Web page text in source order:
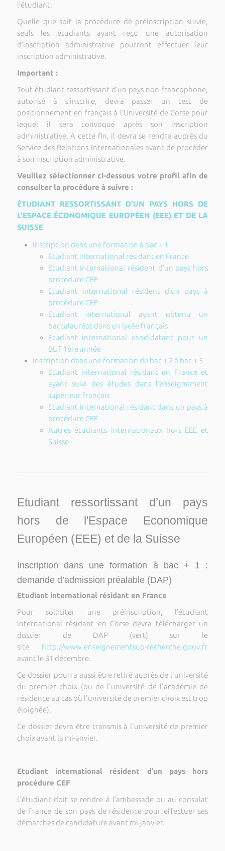
l’étudiant.
Quelle que soit la procédure de préinscription suivie,
seuls les étudiants ayant reçu une autorisation
d’inscription administrative pourront effectuer leur
inscription administrative.
Important :
Tout étudiant ressortissant d’un pays non francophone,
autorisé à s’inscrire, devra passer un test de
positionnement en français à l’Université de Corse pour
lequel il sera convoqué après son inscription
administrative. A cette fin, il devra se rendre auprès du
Service des Relations Internationales avant de procéder
à son inscription administrative.
Veuillez sélectionner ci-dessous votre profil afin de
consulter la procédure à suivre :
ÉTUDIANT RESSORTISSANT D'UN PAYS HORS DE
L'ESPACE ÉCONOMIQUE EUROPÉEN (EEE) ET DE LA
SUISSE
Inscription dans une formation à bac + 1
Etudiant international résidant en France
Etudiant international résident d’un pays hors
procédure CEF
Etudiant international résident d’un pays à
procédure CEF
Etudiant international ayant obtenu un
baccalauréat dans un lycée français
Etudiant international candidatant pour un
BUT 1ère année
Inscription dans une formation de bac + 2 à bac + 5
Etudiant international résidant en France et
ayant suivi des études dans l’enseignement
supérieur français
Etudiant international résidant dans un pays à
procédure CEF
Autres étudiants internationaux hors EEE et
Suisse
Etudiant ressortissant d’un pays
hors de l'Espace Economique
Européen (EEE) et de la Suisse
Inscription dans une formation à bac + 1 :
demande d’admission préalable (DAP)
Etudiant international résidant en France
Pour solliciter une préinscription, l’étudiant
international résidant en Corse devra télécharger un
dossier de DAP (vert) sur le
site http://www.enseignementsup-recherche.gouv.fr
avant le 31 décembre.
Ce dossier pourra aussi être retiré auprès de l'université
du premier choix (ou de l'université de l'académie de
résidence au cas où l'université de premier choix est trop
éloignée).
Ce dossier devra être transmis à l'université de premier
choix avant la mi-anvier.
Etudiant international résident d’un pays hors
procédure CEF
L’étudiant doit se rendre à l’ambassade ou au consulat
de France de son pays de résidence pour effectuer ses
démarches de candidature avant mi-janvier.